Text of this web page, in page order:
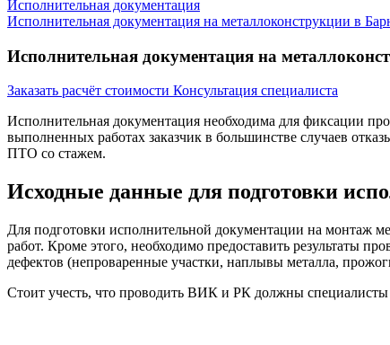
Исполнительная документация
Исполнительная документация на металлоконструкции в
Исполнительная документация на
Заказать расчёт стоимости Консультация специалиста
Исполнительная документация необходима для фиксации
выполненных работах заказчик в большинстве случаев
ПТО со стажем.
Исходные данные для подготовки
Для подготовки исполнительной документации на монтаж
работ. Кроме этого, необходимо предоставить результаты
дефектов (непроваренные участки, наплывы металла,
Стоит учесть, что проводить ВИК и РК должны специалисты